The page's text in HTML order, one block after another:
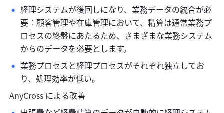
経理システムが後回しになり、業務データの統合が必
要：顧客管理や在庫管理において、精算は通常業務プ
ロセスの終盤にあたるため、さまざまな業務システム
からのデータを必要とします。
業務プロセスと経理プロセスがそれぞれ独立してお
り、処理効率が低い。
AnyCross による改善